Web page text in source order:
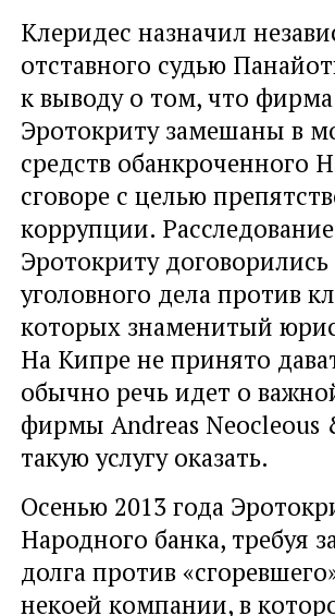
Клеридес назначил
отставного судью
к выводу о том, что
Эротокриту замешаны в
средств обанкроченного
сговоре с целью
коррупции.
Эротокриту
уголовного дела против
которых знаменитый
На Кипре не принято
обычно речь идет о
фирмы Andreas Neocleous
такую услугу оказать.
Осенью 2013 года
Народного банка, требуя
долга против
некоей компании, в